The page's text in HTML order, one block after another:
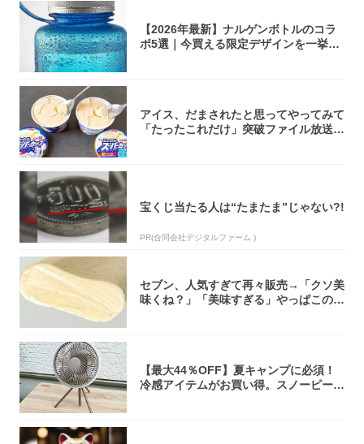
【2026年最新】ナルゲンボトルのコラ
ボ5選｜今買える限定デザインを一挙紹
アイス、だまされたと思ってやってみて
「たったこれだけ」突破ファイル放送で
宝くじ当たる人は“たまたま”じゃない?!
PR(合同会社デジタルファーム )
セブン、人気すぎて再々販売→「クソ美
味くね？」「美味すぎる」やっぱこのク
【最大44％OFF】夏キャンプに必須！
冷感アイテムがお買い得。スノーピー